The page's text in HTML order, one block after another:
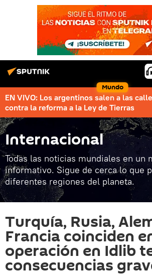
Mundo
EN VIVO: Los argentinos salen a las
contra la reforma a la Ley de Tierras
Internacional
Todas las noticias mundiales en un
informativo. Sigue de cerca lo que
diferentes regiones del planeta.
Turquía, Rusia,
Francia coinciden
operación en Idlib
consecuencias